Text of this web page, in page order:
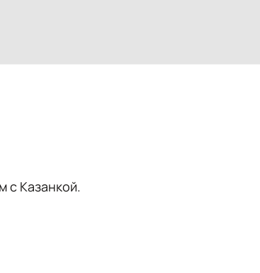
с Казанкой.